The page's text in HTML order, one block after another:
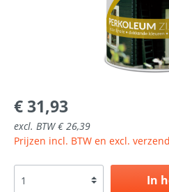
€ 31,93
excl. BTW € 26,39
Prijzen incl. BTW en excl.
In